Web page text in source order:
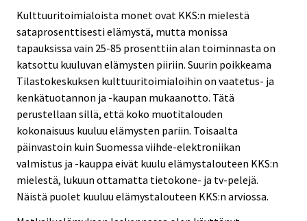
Kulttuuritoimialoista monet ovat KKS:n mielestä
sataprosenttisesti elämystä, mutta monissa
tapauksissa vain 25-85 prosenttiin alan toiminnasta on
katsottu kuuluvan elämysten piiriin. Suurin poikkeama
Tilastokeskuksen kulttuuritoimialoihin on vaatetus- ja
kenkätuotannon ja -kaupan mukaanotto. Tätä
perustellaan sillä, että koko muotitalouden
kokonaisuus kuuluu elämysten pariin. Toisaalta
päinvastoin kuin Suomessa viihde-elektroniikan
valmistus ja -kauppa eivät kuulu elämystalouteen KKS:n
mielestä, lukuun ottamatta tietokone- ja tv-pelejä.
Näistä puolet kuuluu elämystalouteen KKS:n arviossa.